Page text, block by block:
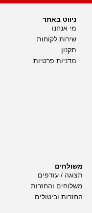
ניווט באתר
מי אנחנו
שירות לקוחות
תקנון
מדניות פרטיות
משולחים
תצוגה / עודפים
משלוחים והחזרות
החזרות וביטולים